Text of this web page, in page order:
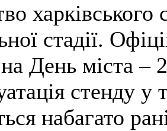
стадії.
День міста –
стенду у
набагато